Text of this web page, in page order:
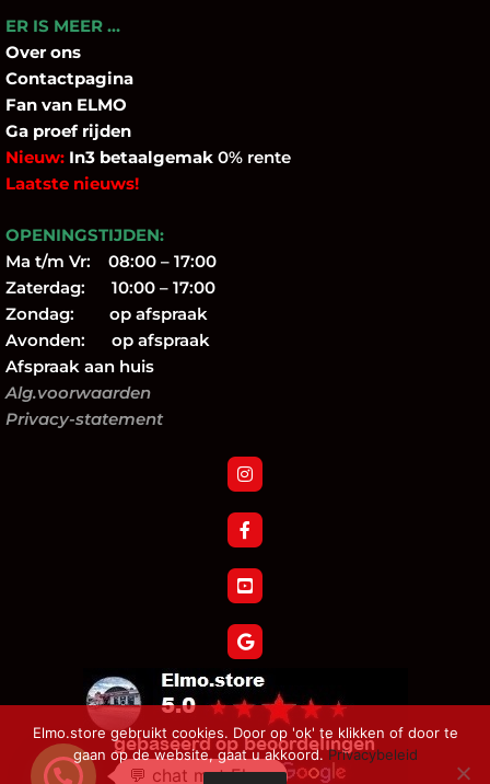
ER IS MEER …
Over ons
Contactpagina
Fan van ELMO
Ga proef rijden
Nieuw: In3 betaalgemak 0% rente
Laatste nieuws!
OPENINGSTIJDEN:
Ma t/m Vr: 08:00 – 17:00
Zaterdag: 10:00 – 17:00
Zondag: op afspraak
Avonden: op afspraak
Afspraak aan huis
Alg.voorwaarden
Privacy-statement
💬 chat met Elmo
Elmo.store gebruikt cookies. Door op 'ok' te klikken of door te
gaan op de website, gaat u akkoord.Privacybeleid